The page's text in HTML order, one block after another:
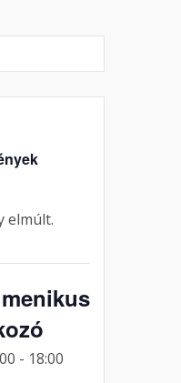
elmúlt.
- 18:00